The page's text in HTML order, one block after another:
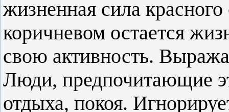
жизненная сила
коричневом остается
свою активность.
Люди, предпочитающие
отдыха, покоя.